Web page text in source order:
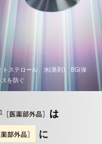
ステロール、水(基剤)、BG(保
を防ぐ